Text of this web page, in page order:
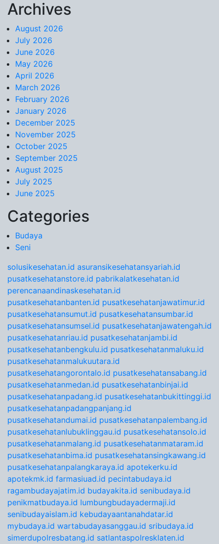
Skip to content
Archives
August 2026
July 2026
June 2026
May 2026
April 2026
March 2026
February 2026
January 2026
December 2025
November 2025
October 2025
September 2025
August 2025
July 2025
June 2025
Categories
Budaya
Seni
solusikesehatan.id asuransikesehatansyariah.id
pusatkesehatanstore.id pabrikalatkesehatan.id
perencanaandinaskesehatan.id
pusatkesehatanbanten.id pusatkesehatanjawatimur.id
pusatkesehatansumut.id pusatkesehatansumbar.id
pusatkesehatansumsel.id pusatkesehatanjawatengah.id
pusatkesehatanriau.id pusatkesehatanjambi.id
pusatkesehatanbengkulu.id pusatkesehatanmaluku.id
pusatkesehatanmalukuutara.id
pusatkesehatangorontalo.id pusatkesehatansabang.id
pusatkesehatanmedan.id pusatkesehatanbinjai.id
pusatkesehatanpadang.id pusatkesehatanbukittinggi.id
pusatkesehatanpadangpanjang.id
pusatkesehatandumai.id pusatkesehatanpalembang.id
pusatkesehatanlubuklinggau.id pusatkesehatansolo.id
pusatkesehatanmalang.id pusatkesehatanmataram.id
pusatkesehatanbima.id pusatkesehatansingkawang.id
pusatkesehatanpalangkaraya.id apotekerku.id
apotekmk.id farmasiuad.id pecintabudaya.id
ragambudayajatim.id budayakita.id senibudaya.id
penikmatbudaya.id lumbungbudayadermaji.id
senibudayaislam.id kebudayaantanahdatar.id
mybudaya.id wartabudayasanggau.id sribudaya.id
simerdupolresbatang.id satlantaspolresklaten.id